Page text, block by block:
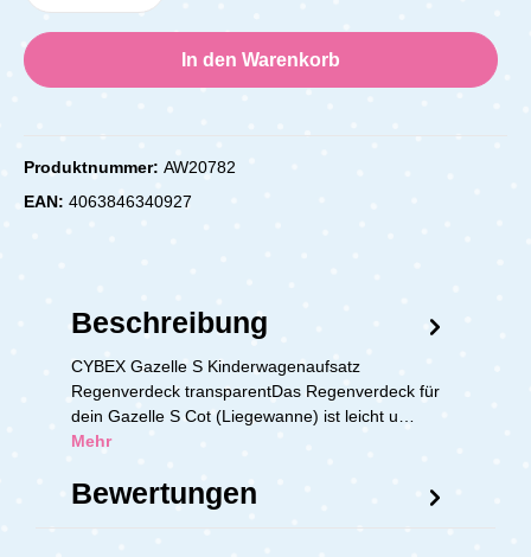
In den Warenkorb
Produktnummer: AW20782
EAN: 4063846340927
Beschreibung
CYBEX Gazelle S Kinderwagenaufsatz
Regenverdeck transparentDas Regenverdeck für
dein Gazelle S Cot (Liegewanne) ist leicht u…
Mehr
Bewertungen